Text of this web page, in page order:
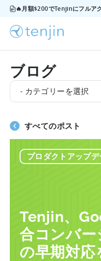
ブログ
- カテゴリーを選択
すべてのポスト
プロダクトアップデ
Tenjin、
合コンバ
の早期対応